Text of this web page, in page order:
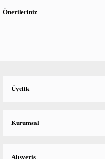
Önerileriniz
Üyelik
Kurumsal
Alışveriş